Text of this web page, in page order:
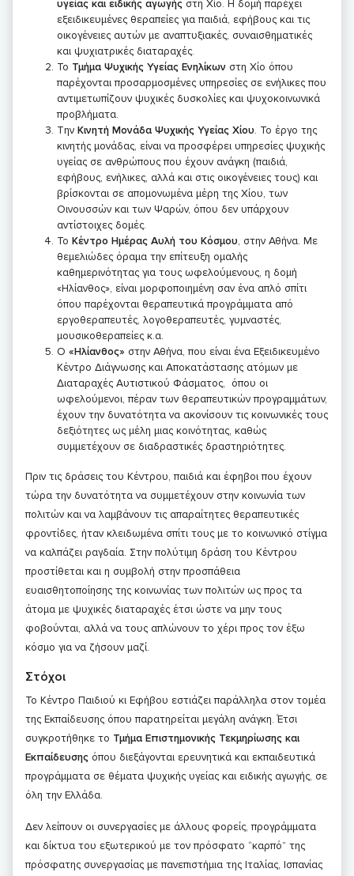
υγείας και ειδικής αγωγής στη Χίο. Η δομή παρέχει
εξειδικευμένες θεραπείες για παιδιά, εφήβους και τις
οικογένειες αυτών με αναπτυξιακές, συναισθηματικές
και ψυχιατρικές διαταραχές.
Το Τμήμα Ψυχικής Υγείας Ενηλίκων στη Χίο όπου
παρέχονται προσαρμοσμένες υπηρεσίες σε ενήλικες που
αντιμετωπίζουν ψυχικές δυσκολίες και ψυχοκοινωνικά
προβλήματα.
Την Κινητή Μονάδα Ψυχικής Υγείας Χίου. Το έργο της
κινητής μονάδας, είναι να προσφέρει υπηρεσίες ψυχικής
υγείας σε ανθρώπους που έχουν ανάγκη (παιδιά,
εφήβους, ενήλικες, αλλά και στις οικογένειες τους) και
βρίσκονται σε απομονωμένα μέρη της Χίου, των
Οινουσσών και των Ψαρών, όπου δεν υπάρχουν
αντίστοιχες δομές.
Το Κέντρο Ημέρας Αυλή του Κόσμου, στην Αθήνα. Με
θεμελιώδες όραμα την επίτευξη ομαλής
καθημερινότητας για τους ωφελούμενους, η δομή
«Ηλίανθος», είναι μορφοποιημένη σαν ένα απλό σπίτι
όπου παρέχονται θεραπευτικά προγράμματα από
εργοθεραπευτές, λογοθεραπευτές, γυμναστές,
μουσικοθεραπείες κ.α.
Ο «Ηλίανθος» στην Αθήνα, που είναι ένα Εξειδικευμένο
Κέντρο Διάγνωσης και Αποκατάστασης ατόμων με
Διαταραχές Αυτιστικού Φάσματος, όπου οι
ωφελούμενοι, πέραν των θεραπευτικών προγραμμάτων,
έχουν την δυνατότητα να ακονίσουν τις κοινωνικές τους
δεξιότητες ως μέλη μιας κοινότητας, καθώς
συμμετέχουν σε διαδραστικές δραστηριότητες.
Πριν τις δράσεις του Κέντρου, παιδιά και έφηβοι που έχουν
τώρα την δυνατότητα να συμμετέχουν στην κοινωνία των
πολιτών και να λαμβάνουν τις απαραίτητες θεραπευτικές
φροντίδες, ήταν κλειδωμένα σπίτι τους με το κοινωνικό στίγμα
να καλπάζει ραγδαία. Στην πολύτιμη δράση του Κέντρου
προστίθεται και η συμβολή στην προσπάθεια
ευαισθητοποίησης της κοινωνίας των πολιτών ως προς τα
άτομα με ψυχικές διαταραχές έτσι ώστε να μην τους
φοβούνται, αλλά να τους απλώνουν το χέρι προς τον έξω
κόσμο για να ζήσουν μαζί.
Στόχοι
Το Κέντρο Παιδιού κι Εφήβου εστιάζει παράλληλα στον τομέα
της Εκπαίδευσης όπου παρατηρείται μεγάλη ανάγκη. Έτσι
συγκροτήθηκε το Τμήμα Επιστημονικής Τεκμηρίωσης και
Εκπαίδευσης όπου διεξάγονται ερευνητικά και εκπαιδευτικά
προγράμματα σε θέματα ψυχικής υγείας και ειδικής αγωγής, σε
όλη την Ελλάδα.
Δεν λείπουν οι συνεργασίες με άλλους φορείς, προγράμματα
και δίκτυα του εξωτερικού με τον πρόσφατο “καρπό” της
πρόσφατης συνεργασίας με πανεπιστήμια της Ιταλίας, Ισπανίας